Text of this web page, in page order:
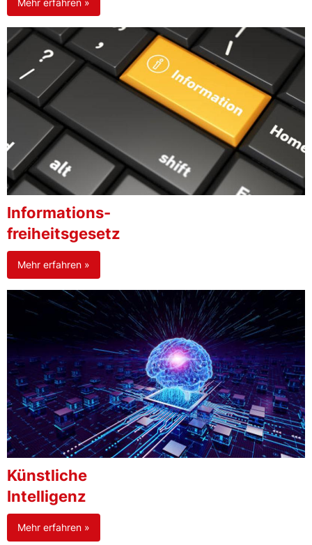
Informations-
freiheitsgesetz
Mehr erfahren »
Künstliche
Intelligenz
Mehr erfahren »